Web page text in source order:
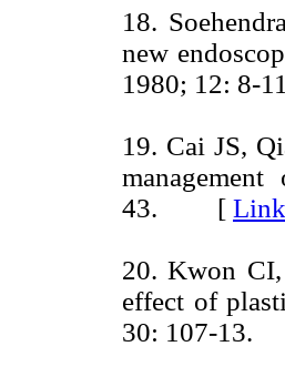
18.
new
1980; 12:
19. Cai JS,
management
43. [
20. Kwon
effect of
30: 107-